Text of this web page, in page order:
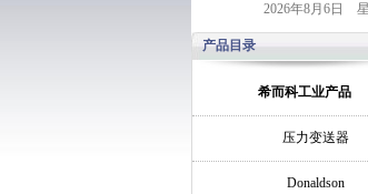
2026年8月6日
产品目录
希而科工业产品
压力变送器
Donaldson